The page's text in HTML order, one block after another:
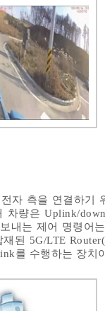
자 측을 연결하기
차량은 Uplink/
내는 제어 명령어
된 5G/LTE
를 수행하는 장치